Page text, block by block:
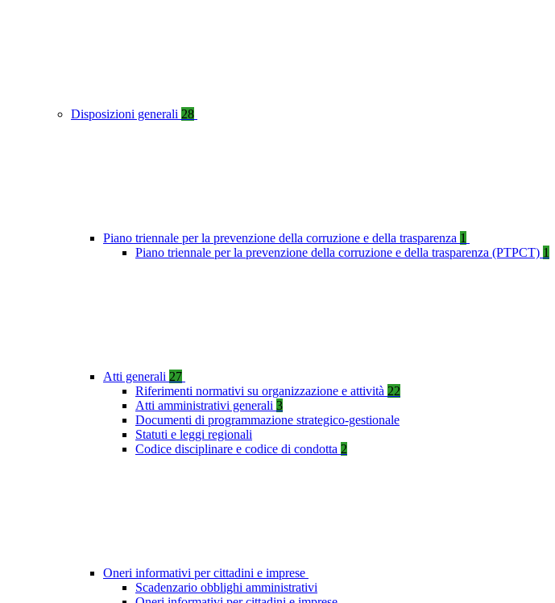
Disposizioni generali 28
Piano triennale per la prevenzione della corruzione e della trasparenza 1
Piano triennale per la prevenzione della corruzione e della trasparenza (PTPCT) 1
Atti generali 27
Riferimenti normativi su organizzazione e attività 22
Atti amministrativi generali 3
Documenti di programmazione strategico-gestionale
Statuti e leggi regionali
Codice disciplinare e codice di condotta 2
Oneri informativi per cittadini e imprese
Scadenzario obblighi amministrativi